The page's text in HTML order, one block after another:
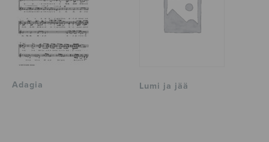
Adagia Lumi ja jää